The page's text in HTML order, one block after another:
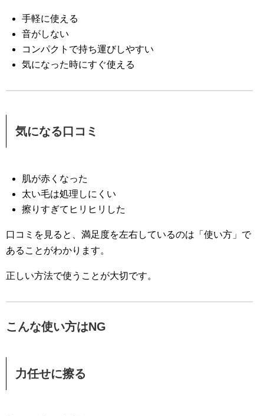
手軽に使える
音がしない
コンパクトで持ち運びしやすい
気になった時にすぐ使える
気になる口コミ
肌が赤くなった
太い毛は処理しにくい
擦りすぎてヒリヒリした
口コミを見ると、満足度を左右しているのは「使い方」で
あることがわかります。
正しい方法で使うことが大切です。
こんな使い方はNG
力任せに擦る